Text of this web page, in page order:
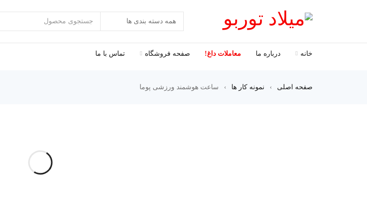
خانه درباره ما معاملات داغ! صفحه فروشگاه تماس با ما
صفحه اصلی › نمونه کار ها › ساعت هوشمند ورزشی پوما